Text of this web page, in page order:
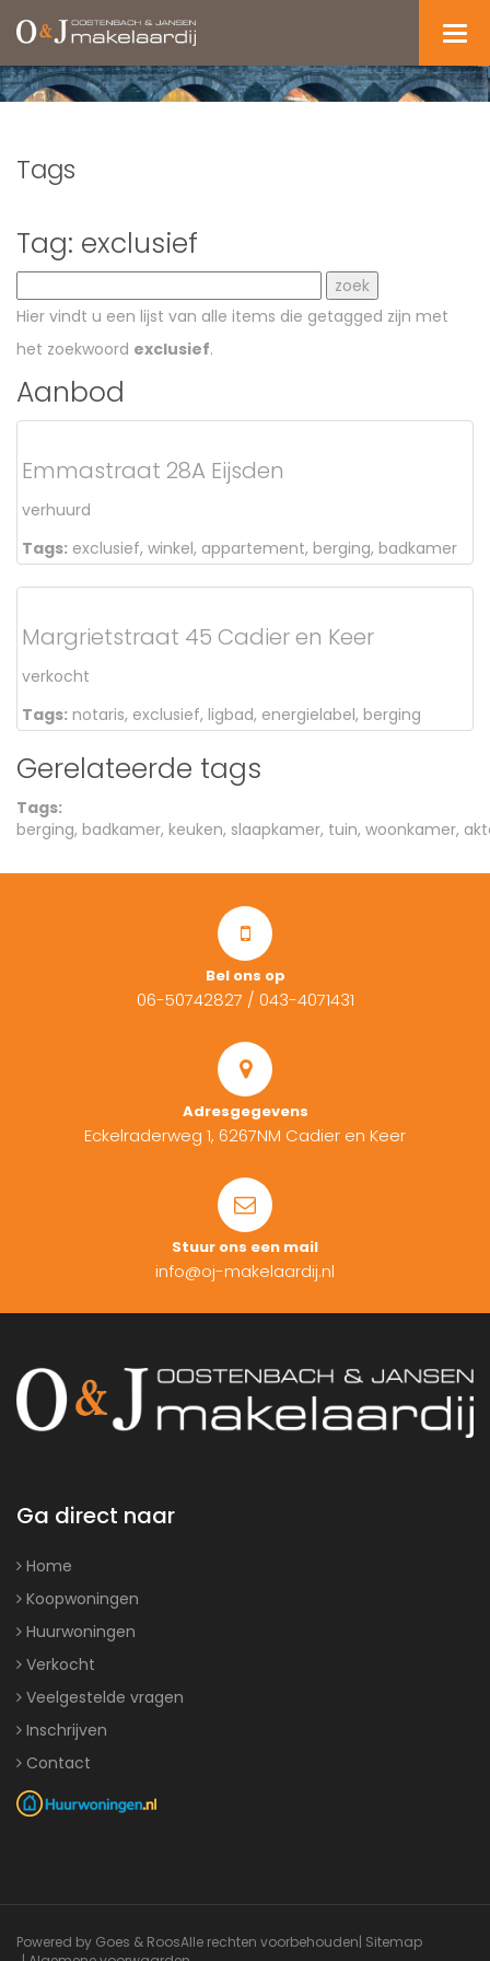
Tags
Tag: exclusief
Hier vindt u een lijst van alle items die getagged zijn met
het zoekwoord exclusief.
Aanbod
Emmastraat 28A Eijsden
verhuurd
Tags: exclusief, winkel, appartement, berging, badkamer
Margrietstraat 45 Cadier en Keer
verkocht
Tags: notaris, exclusief, ligbad, energielabel, berging
Gerelateerde tags
Tags:
berging, badkamer, keuken, slaapkamer, tuin, woonkamer,
Bel ons op
06-50742827 / 043-4071431
Adresgegevens
Eckelraderweg 1, 6267NM Cadier en Keer
Stuur ons een mail
info@oj-makelaardij.nl
Ga direct naar
Home
Koopwoningen
Huurwoningen
Verkocht
Veelgestelde vragen
Inschrijven
Contact
Powered by Goes & RoosAlle rechten voorbehouden| Sitemap